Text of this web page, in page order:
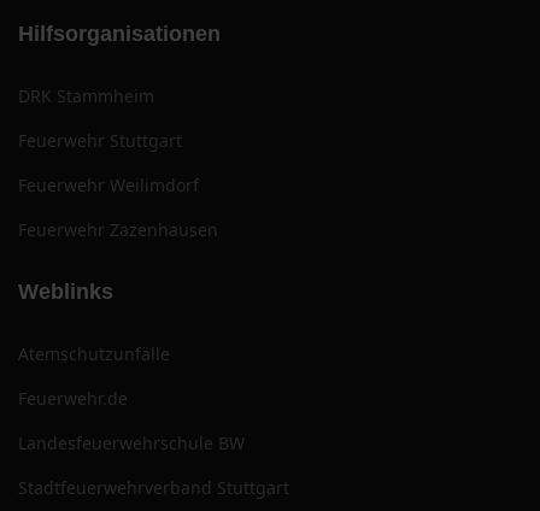
Hilfsorganisationen
DRK Stammheim
Feuerwehr Stuttgart
Feuerwehr Weilimdorf
Feuerwehr Zazenhausen
Weblinks
Atemschutzunfälle
Feuerwehr.de
Landesfeuerwehrschule BW
Stadtfeuerwehrverband Stuttgart